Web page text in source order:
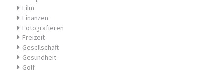
Film
Finanzen
Fotografieren
Freizeit
Gesellschaft
Gesundheit
Golf